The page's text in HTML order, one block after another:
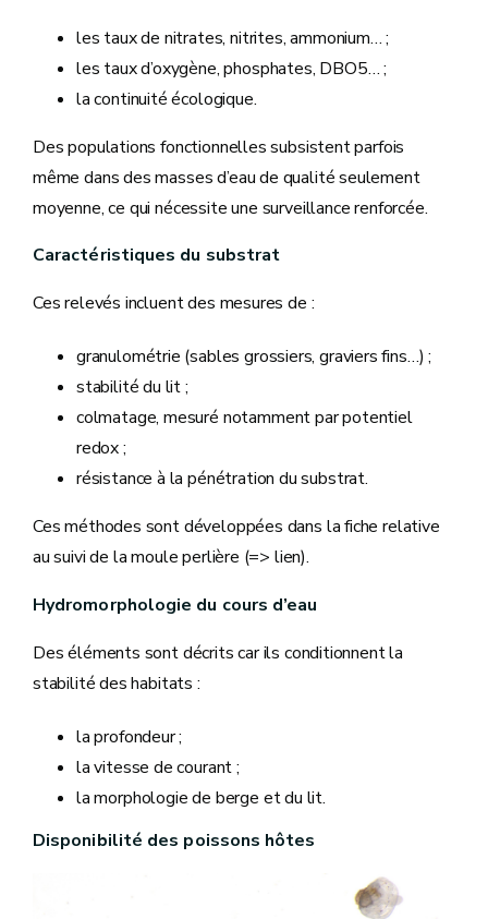
les taux de nitrates, nitrites, ammonium… ;
les taux d’oxygène, phosphates, DBO5… ;
la continuité écologique.
Des populations fonctionnelles subsistent parfois
même dans des masses d’eau de qualité seulement
moyenne, ce qui nécessite une surveillance renforcée.
Caractéristiques du substrat
Ces relevés incluent des mesures de :
granulométrie (sables grossiers, graviers fins…) ;
stabilité du lit ;
colmatage, mesuré notamment par potentiel
redox ;
résistance à la pénétration du substrat.
Ces méthodes sont développées dans la fiche relative
au suivi de la moule perlière (=> lien).
Hydromorphologie du cours d’eau
Des éléments sont décrits car ils conditionnent la
stabilité des habitats :
la profondeur ;
la vitesse de courant ;
la morphologie de berge et du lit.
Disponibilité des poissons hôtes